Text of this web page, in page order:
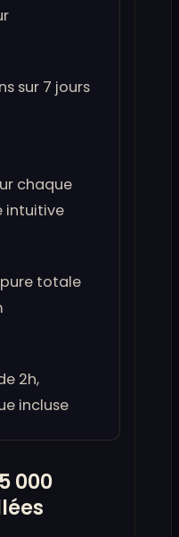
sur 7 jours
chaque
intuitive
totale
2h,
incluse
000